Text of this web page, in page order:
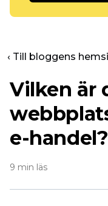
‹ Till bloggens
Vilken är
e-handel?
9 min läs